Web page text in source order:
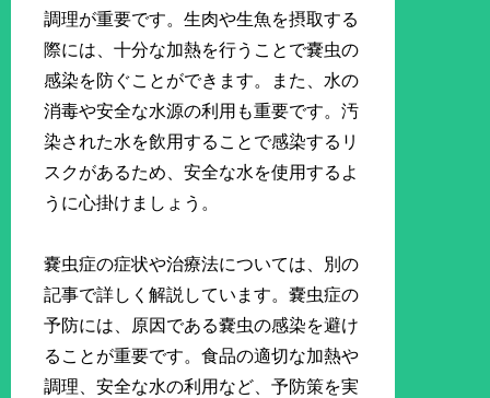
調理が重要です。生肉や生魚を摂取する
際には、十分な加熱を行うことで嚢虫の
感染を防ぐことができます。また、水の
消毒や安全な水源の利用も重要です。汚
染された水を飲用することで感染するリ
スクがあるため、安全な水を使用するよ
うに心掛けましょう。
嚢虫症の症状や治療法については、別の
記事で詳しく解説しています。嚢虫症の
予防には、原因である嚢虫の感染を避け
ることが重要です。食品の適切な加熱や
調理、安全な水の利用など、予防策を実